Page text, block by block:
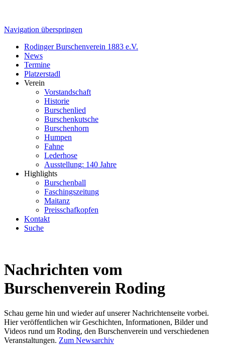
Navigation überspringen
Rodinger Burschenverein 1883 e.V.
News
Termine
Platzerstadl
Verein
Vorstandschaft
Historie
Burschenlied
Burschenkutsche
Burschenhorn
Humpen
Fahne
Lederhose
Ausstellung: 140 Jahre
Highlights
Burschenball
Faschingszeitung
Maitanz
Preisschafkopfen
Kontakt
Suche
Nachrichten vom
Burschenverein Roding
Schau gerne hin und wieder auf unserer Nachrichtenseite vorbei.
Hier veröffentlichen wir Geschichten, Informationen, Bilder und
Videos rund um Roding, den Burschenverein und verschiedenen
Veranstaltungen. Zum Newsarchiv